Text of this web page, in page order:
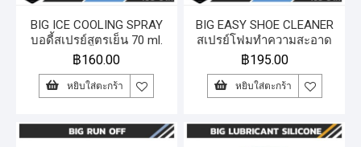
BIG ICE COOLING SPRAY
บอดี้สเปรย์สูตรเย็น 70 ml.
฿160.00
หยิบใส่ตะกร้า
BIG EASY SHOE CLEANER
สเปรย์โฟมทำความสะอาด
รองเท้า 150 ml.
฿195.00
หยิบใส่ตะกร้า